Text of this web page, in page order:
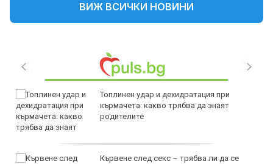
ВИЖ ВСИЧКИ НОВИНИ
Топлинен удар и дехидратация при
кърмачета: какво трябва да знаят
родителите
Кървене след секс – трябва ли да се